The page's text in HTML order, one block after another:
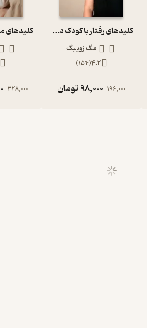
کلیدهای رفتار با کودک دو ساله
مگ زویبگ
4.2
(
154
)
196,000
98,000تومان 328,000